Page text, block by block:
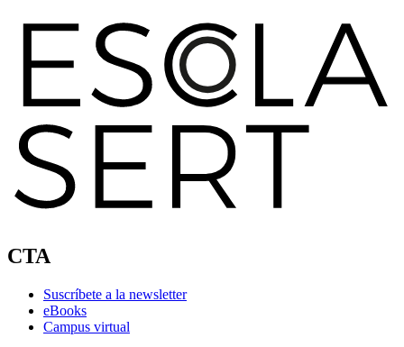
CTA
Suscríbete a la newsletter
eBooks
Campus virtual